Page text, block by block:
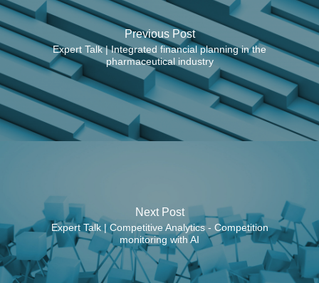
Previous Post
Expert Talk | Integrated financial planning in the
pharmaceutical industry
Next Post
Expert Talk | Competitive Analytics - Competition
monitoring with AI